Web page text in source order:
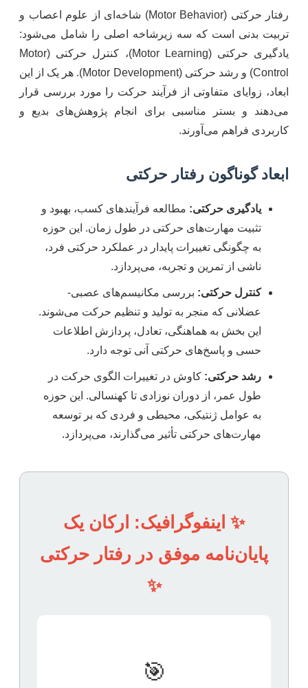
رفتار حرکتی (Motor Behavior) شاخه‌ای از علوم اعصاب و
تربیت بدنی است که سه زیرشاخه اصلی را شامل می‌شود:
یادگیری حرکتی (Motor Learning)، کنترل حرکتی (Motor
Control) و رشد حرکتی (Motor Development). هر یک از این
ابعاد، زوایای متفاوتی از فرآیند حرکت را مورد بررسی قرار
می‌دهند و بستر مناسبی برای انجام پژوهش‌های بدیع و
کاربردی فراهم می‌آورند.
ابعاد گوناگون رفتار حرکتی
یادگیری حرکتی: مطالعه فرآیندهای کسب، بهبود و
تثبیت مهارت‌های حرکتی در طول زمان. این حوزه
به چگونگی تغییرات پایدار در عملکرد حرکتی فرد،
ناشی از تمرین و تجربه، می‌پردازد.
کنترل حرکتی: بررسی مکانیسم‌های عصبی-
عضلانی که منجر به تولید و تنظیم حرکت می‌شوند.
این بخش به هماهنگی، تعادل، پردازش اطلاعات
حسی و پاسخ‌های حرکتی آنی توجه دارد.
رشد حرکتی: کاوش در تغییرات الگوی حرکت در
طول عمر، از دوران نوزادی تا کهنسالی. این حوزه
به عوامل ژنتیکی، محیطی و فردی که بر توسعه
مهارت‌های حرکتی تأثیر می‌گذارند، می‌پردازد.
✨ اینفوگرافیک: ارکان یک
پایان‌نامه موفق در رفتار حرکتی
✨
🎯